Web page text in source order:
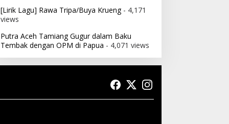
[Lirik Lagu] Rawa Tripa/Buya Krueng- 4,171
views
Putra Aceh Tamiang Gugur dalam Baku
Tembak dengan OPM di Papua - 4,071 views